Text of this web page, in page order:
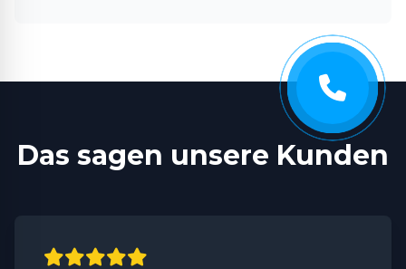
Das sagen unsere Kunden